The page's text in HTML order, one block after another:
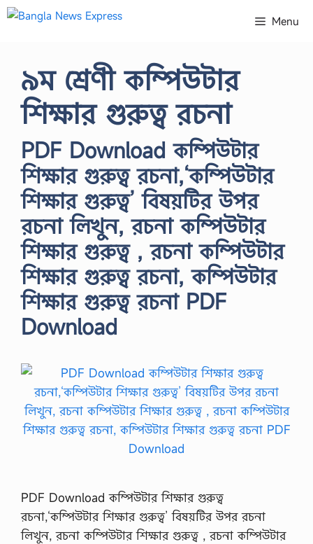
Skip
Menu
৯ম শ্রেণী কম্পিউটার
শিক্ষার গুরুত্ব রচনা
PDF Download কম্পিউটার
শিক্ষার গুরুত্ব রচনা,‘কম্পিউটার
শিক্ষার গুরুত্ব’ বিষয়টির উপর
রচনা লিখুন, রচনা কম্পিউটার
শিক্ষার গুরুত্ব , রচনা কম্পিউটার
শিক্ষার গুরুত্ব রচনা, কম্পিউটার
শিক্ষার গুরুত্ব রচনা PDF
Download
PDF Download কম্পিউটার শিক্ষার গুরুত্ব
রচনা,‘কম্পিউটার শিক্ষার গুরুত্ব’ বিষয়টির উপর রচনা
লিখুন, রচনা কম্পিউটার শিক্ষার গুরুত্ব , রচনা কম্পিউটার